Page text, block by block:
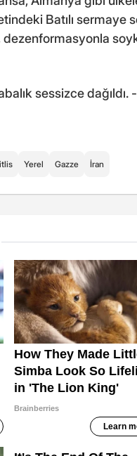
Batılı sermaye
sessizce dağıldı.
Yerel Gazze İran